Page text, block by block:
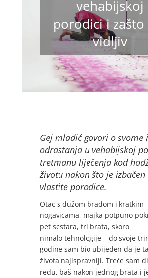
vehabijskoj
porodici i
vidljiv
Gej mladić govori o svome
odrastanja u vehabijskoj
tretmanu liječenja kod
životu nakon što je izbačen
vlastite porodice.
Otac s dužom bradom i kratkim
nogavicama, majka potpuno
pet sestara, tri brata, skoro
nimalo tehnologije – do svoje
godine sam bio ubijeđen da je
života najispravniji. Treće sam
redu, baš nakon jednog brata i